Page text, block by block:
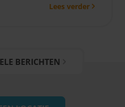
Lees verder
BERICHTEN